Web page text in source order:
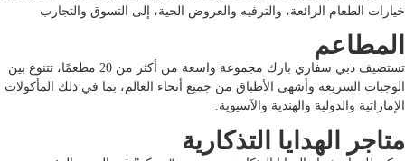
خيارات الطعام الرائعة، والترفيه والعروض الحية، إلى التسوق والتجارب
المطاعم
تستضيف دبي سفاري بارك مجموعة واسعة من أكثر من 20 مطعمًا، تتنوع بين
الوجبات السريعة وأشهى الأطباق من جميع أنحاء العالم، بما في ذلك المأكولات
الإماراتية والدولية والهندية والآسيوية.
متاجر الهدايا التذكارية